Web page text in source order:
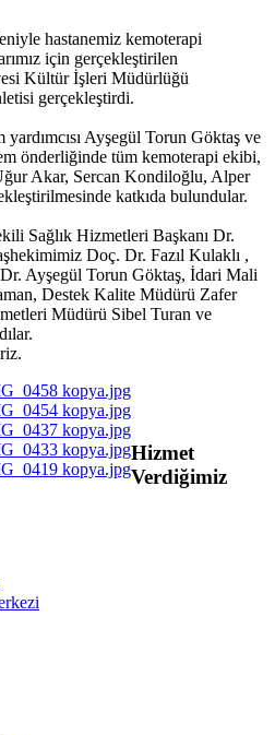
hastanemiz kemoterapi
için gerçekleştirilen
Kültür İşleri Müdürlüğü
gerçekleştirdi.
Ayşegül Torun Göktaş ve
önderliğinde tüm kemoterapi ekibi,
Akar, Sercan Kondiloğlu, Alper
katkıda bulundular.
Sağlık Hizmetleri Başkanı Dr.
Doç. Dr. Fazıl Kulaklı ,
Dr. Ayşegül Torun Göktaş, İdari Mali
Destek Kalite Müdürü Zafer
Müdürü Sibel Turan ve
Hizmet
Verdiğimiz